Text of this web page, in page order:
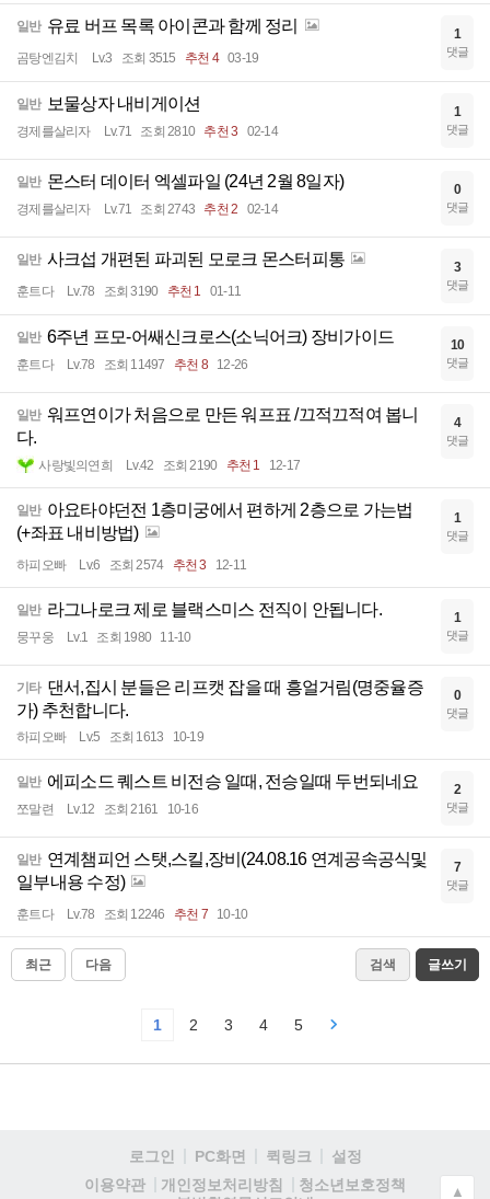
일반 유료 버프 목록 아이콘과 함께 정리
곰탕엔김치 Lv.3 조회 3515 추천 4 03-19
1
댓글
일반 보물상자 내비게이션
경제를살리자 Lv.71 조회 2810 추천 3 02-14
1
댓글
일반 몬스터 데이터 엑셀파일 (24년 2월 8일자)
경제를살리자 Lv.71 조회 2743 추천 2 02-14
0
댓글
일반 사크섭 개편된 파괴된 모로크 몬스터피통
훈트다 Lv.78 조회 3190 추천 1 01-11
3
댓글
일반 6주년 프모-어쌔신크로스(소닉어크) 장비가이드
훈트다 Lv.78 조회 11497 추천 8 12-26
10
댓글
일반 워프연이가 처음으로 만든 워프표 /끄적끄적여 봅니
다.
사랑빛의연희 Lv.42 조회 2190 추천 1 12-17
4
댓글
일반 아요타야던전 1층미궁에서 편하게 2층으로 가는법
(+좌표 내비방법)
하피오빠 Lv.6 조회 2574 추천 3 12-11
1
댓글
일반 라그나로크 제로 블랙스미스 전직이 안됩니다.
뭉꾸웅 Lv.1 조회 1980 11-10
1
댓글
기타 댄서,집시 분들은 리프캣 잡을 때 흥얼거림(명중율증
가) 추천합니다.
하피오빠 Lv.5 조회 1613 10-19
0
댓글
일반 에피소드 퀘스트 비전승 일때, 전승일때 두번되네요
쪼말련 Lv.12 조회 2161 10-16
2
댓글
일반 연계챔피언 스탯,스킬,장비(24.08.16 연계공속공식및
일부내용 수정)
훈트다 Lv.78 조회 12246 추천 7 10-10
7
댓글
최근 다음 검색 글쓰기
1 2 3 4 5
로그인 PC화면 퀵링크
설정
이용약관
개인정보처리방침
청소년보호정책
▲